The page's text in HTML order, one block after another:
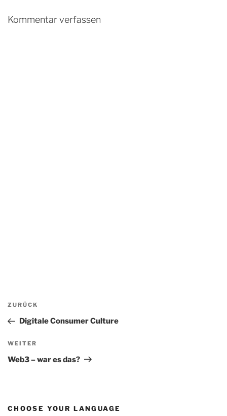
Kommentar verfassen
Beitragsnavigation
Vorheriger
Beitrag
ZURÜCK
Digitale Consumer Culture
Nächster
Beitrag
WEITER
Web3 – war es das?
CHOOSE YOUR LANGUAGE